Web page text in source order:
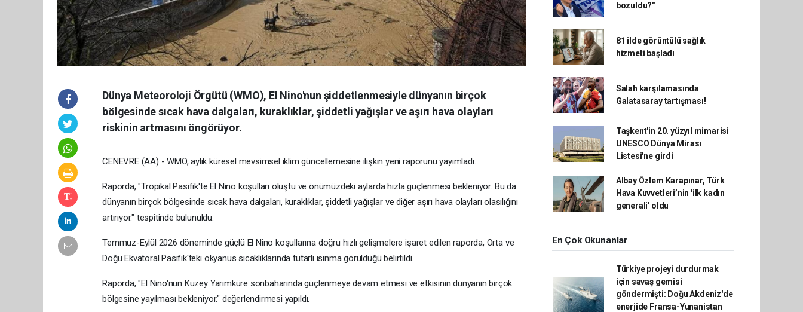
Dünya Meteoroloji Örgütü (WMO), El Nino'nun şiddetlenmesiyle dünyanın birçok
bölgesinde sıcak hava dalgaları, kuraklıklar, şiddetli yağışlar ve aşırı hava olayları
riskinin artmasını öngörüyor.
CENEVRE (AA) - WMO, aylık küresel mevsimsel iklim güncellemesine ilişkin yeni raporunu yayımladı.
Raporda, "Tropikal Pasifik'te El Nino koşulları oluştu ve önümüzdeki aylarda hızla güçlenmesi bekleniyor. Bu da
dünyanın birçok bölgesinde sıcak hava dalgaları, kuraklıklar, şiddetli yağışlar ve diğer aşırı hava olayları olasılığını
artırıyor." tespitinde bulunuldu.
Temmuz-Eylül 2026 döneminde güçlü El Nino koşullarına doğru hızlı gelişmelere işaret edilen raporda, Orta ve
Doğu Ekvatoral Pasifik'teki okyanus sıcaklıklarında tutarlı ısınma görüldüğü belirtildi.
Raporda, "El Nino'nun Kuzey Yarımküre sonbaharında güçlenmeye devam etmesi ve etkisinin dünyanın birçok
bölgesine yayılması bekleniyor." değerlendirmesi yapıldı.
bozuldu?"
81 ilde görüntülü sağlık
hizmeti başladı
Salah karşılamasında
Galatasaray tartışması!
Taşkent'in 20. yüzyıl mimarisi
UNESCO Dünya Mirası
Listesi'ne girdi
Albay Özlem Karapınar, Türk
Hava Kuvvetleri’nin 'ilk kadın
generali' oldu
En Çok Okunanlar
Türkiye projeyi durdurmak
için savaş gemisi
göndermişti: Doğu Akdeniz'de
enerjide Fransa-Yunanistan